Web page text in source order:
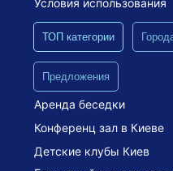
Условия использования
ТОП категории
Предложения
Аренда беседки
Конференц зал в Киеве
Детские клубы Киев